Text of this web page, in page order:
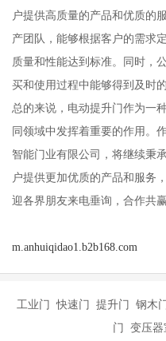
户提供高质量的产品和优质的
产团队，能够根据客户的需求
质量和性能达到标准。同时，
买和使用过程中能够得到及时
总的来说，电动提升门作为一
同领域中发挥着重要的作用。
智能门业有限公司，将继续秉
户提供更加优质的产品和服务
迎各界朋友来电垂询，合作共赢
m.anhuiqidao1.b2b168.com
工业门 快速门 提升门 钢木
门 变压